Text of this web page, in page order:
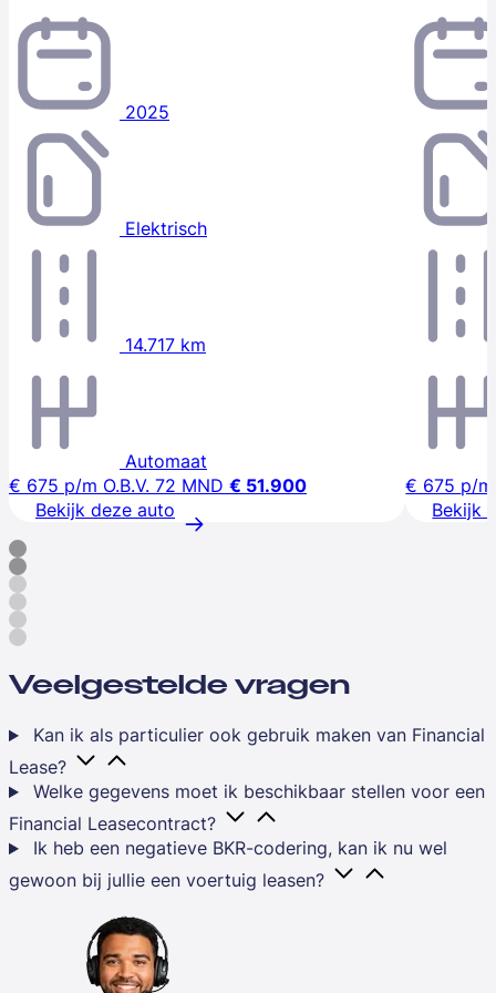
2025
Elektrisch
14.717 km
Automaat
€ 675 p/m O.B.V. 72 MND € 51.900
Bekijk deze auto
€ 675 p/m
Bekijk
Veelgestelde vragen
Kan ik als particulier ook gebruik maken van Financial
Lease?
Welke gegevens moet ik beschikbaar stellen voor een
Financial Leasecontract?
Ik heb een negatieve BKR-codering, kan ik nu wel
gewoon bij jullie een voertuig leasen?